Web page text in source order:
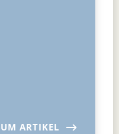
ARTIKEL